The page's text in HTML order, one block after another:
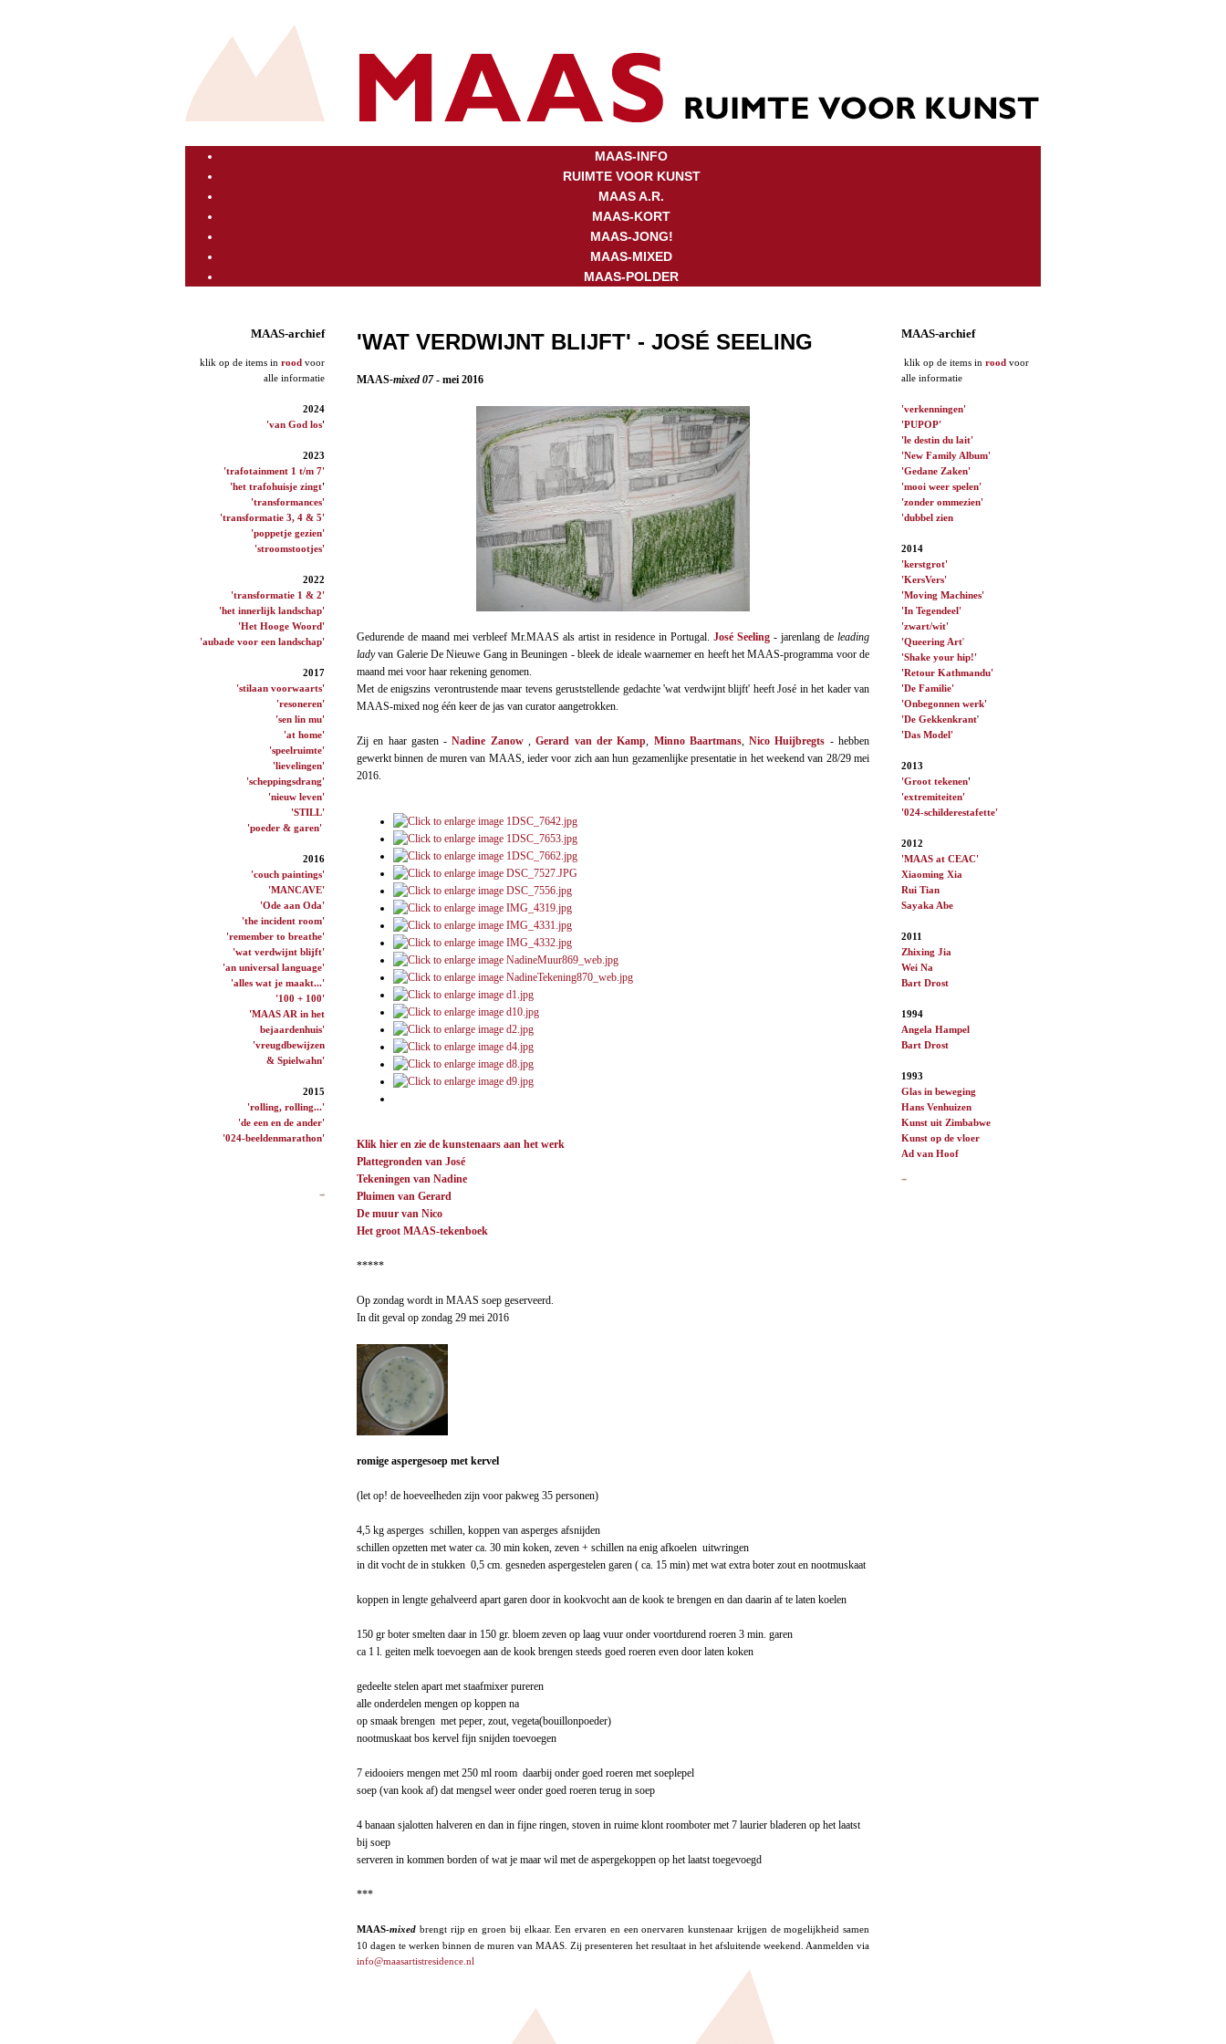
MAAS-INFO
RUIMTE VOOR KUNST
MAAS A.R.
MAAS-KORT
MAAS-JONG!
MAAS-MIXED
MAAS-POLDER
MAAS-archief
klik op de items in rood voor
alle informatie
2024
'van God los'
2023
'trafotainment 1 t/m 7'
'het trafohuisje zingt'
'transformances'
'transformatie 3, 4 & 5'
'poppetje gezien'
'stroomstootjes'
2022
'transformatie 1 & 2'
'het innerlijk landschap'
'Het Hooge Woord'
'aubade voor een landschap'
2017
'stilaan voorwaarts'
'resoneren'
'sen lin mu'
'at home'
'speelruimte'
'lievelingen'
'scheppingsdrang'
'nieuw leven'
'STILL'
'poeder & garen'
2016
'couch paintings'
'MANCAVE'
'Ode aan Oda'
'the incident room'
'remember to breathe'
'wat verdwijnt blijft'
'an universal language'
'alles wat je maakt...'
'100 + 100'
'MAAS AR in het
bejaardenhuis'
'vreugdbewijzen
& Spielwahn'
2015
'rolling, rolling...'
'de een en de ander'
'024-beeldenmarathon'
'WAT VERDWIJNT BLIJFT' - JOSÉ SEELING
MAAS-mixed 07- mei 2016
Gedurende de maand mei verbleef Mr.MAAS als artist in residence in Portugal. José Seeling - jarenlang de leading
ladyvan Galerie De Nieuwe Gang in Beuningen - bleek de ideale waarnemer en heeft het MAAS-programma voor de
maand mei voor haar rekening genomen.
Met de enigszins verontrustende maar tevens geruststellende gedachte 'wat verdwijnt blijft' heeft José in het kader van
MAAS-mixed nog één keer de jas van curator aangetrokken.
Zij en haar gasten -Nadine Zanow,Gerard van der Kamp, Minno Baartmans,Nico Huijbregts - hebben
gewerkt binnen de muren van MAAS, ieder voor zich aan hun gezamenlijke presentatie in het weekend van 28/29 mei
2016.
Klik hier en zie de kunstenaars aan het werk
Plattegronden van José
Tekeningen van Nadine
Pluimen van Gerard
De muur van Nico
Het groot MAAS-tekenboek
*****
Op zondag wordt in MAAS soep geserveerd.
In dit geval op zondag 29 mei 2016
romige aspergesoep met kervel
(let op! de hoeveelheden zijn voor pakweg 35 personen)
4,5 kg asperges schillen, koppen van asperges afsnijden
schillen opzetten met water ca. 30 min koken, zeven + schillen na enig afkoelen uitwringen
in dit vocht de in stukken 0,5 cm. gesneden aspergestelen garen ( ca. 15 min) met wat extra boter zout en nootmuskaat
koppen in lengte gehalveerd apart garen door in kookvocht aan de kook te brengen en dan daarin af te laten koelen
150 gr boter smelten daar in 150 gr. bloem zeven op laag vuur onder voortdurend roeren 3 min. garen
ca 1 l. geiten melk toevoegen aan de kook brengen steeds goed roeren even door laten koken
gedeelte stelen apart met staafmixer pureren
alle onderdelen mengen op koppen na
op smaak brengen met peper, zout, vegeta(bouillonpoeder)
nootmuskaat bos kervel fijn snijden toevoegen
7 eidooiers mengen met 250 ml room daarbij onder goed roeren met soeplepel
soep (van kook af) dat mengsel weer onder goed roeren terug in soep
4 banaan sjalotten halveren en dan in fijne ringen, stoven in ruime klont roomboter met 7 laurier bladeren op het laatst
bij soep
serveren in kommen borden of wat je maar wil met de aspergekoppen op het laatst toegevoegd
***
MAAS-mixed brengt rijp en groen bij elkaar. Een ervaren en een onervaren kunstenaar krijgen de mogelijkheid samen
10 dagen te werken binnen de muren van MAAS. Zij presenteren het resultaat in het afsluitende weekend. Aanmelden via
info@maasartistresidence.nl
MAAS-archief
klik op de items in rood voor
alle informatie
'verkenningen'
'PUPOP'
'le destin du lait'
'New Family Album'
'Gedane Zaken'
'mooi weer spelen'
'zonder ommezien'
'dubbel zien
2014
'kerstgrot'
'KersVers'
'Moving Machines'
'In Tegendeel'
'zwart/wit'
'Queering Art'
'Shake your hip!'
'Retour Kathmandu'
'De Familie'
'Onbegonnen werk'
'De Gekkenkrant'
'Das Model'
2013
'Groot tekenen'
'extremiteiten'
'024-schilderestafette'
2012
'MAAS at CEAC'
Xiaoming Xia
Rui Tian
Sayaka Abe
2011
Zhixing Jia
Wei Na
Bart Drost
1994
Angela Hampel
Bart Drost
1993
Glas in beweging
Hans Venhuizen
Kunst uit Zimbabwe
Kunst op de vloer
Ad van Hoof